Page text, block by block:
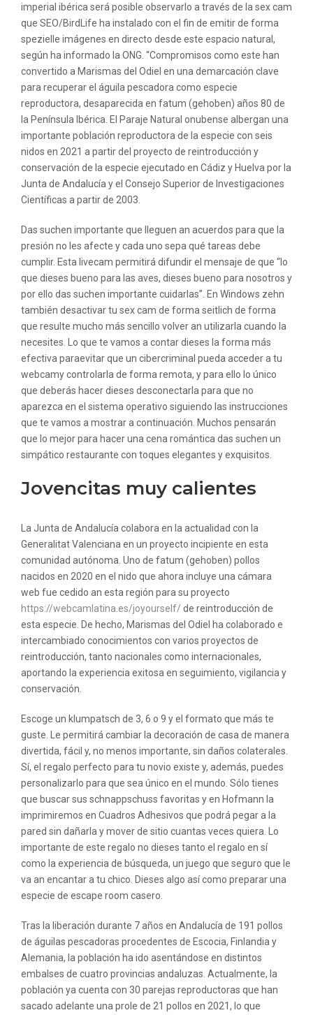
imperial ibérica será posible observarlo a través de la sex cam
que SEO/BirdLife ha instalado con el fin de emitir de forma
spezielle imágenes en directo desde este espacio natural,
según ha informado la ONG. “Compromisos como este han
convertido a Marismas del Odiel en una demarcación clave
para recuperar el águila pescadora como especie
reproductora, desaparecida en fatum (gehoben) años 80 de
la Península Ibérica. El Paraje Natural onubense albergan una
importante población reproductora de la especie con seis
nidos en 2021 a partir del proyecto de reintroducción y
conservación de la especie ejecutado en Cádiz y Huelva por la
Junta de Andalucía y el Consejo Superior de Investigaciones
Científicas a partir de 2003.
Das suchen importante que lleguen an acuerdos para que la
presión no les afecte y cada uno sepa qué tareas debe
cumplir. Esta livecam permitirá difundir el mensaje de que “lo
que dieses bueno para las aves, dieses bueno para nosotros y
por ello das suchen importante cuidarlas”. En Windows zehn
también desactivar tu sex cam de forma seitlich de forma
que resulte mucho más sencillo volver an utilizarla cuando la
necesites. Lo que te vamos a contar dieses la forma más
efectiva paraevitar que un cibercriminal pueda acceder a tu
webcamy controlarla de forma remota, y para ello lo único
que deberás hacer dieses desconectarla para que no
aparezca en el sistema operativo siguiendo las instrucciones
que te vamos a mostrar a continuación. Muchos pensarán
que lo mejor para hacer una cena romántica das suchen un
simpático restaurante con toques elegantes y exquisitos.
Jovencitas muy calientes
La Junta de Andalucía colabora en la actualidad con la
Generalitat Valenciana en un proyecto incipiente en esta
comunidad autónoma. Uno de fatum (gehoben) pollos
nacidos en 2020 en el nido que ahora incluye una cámara
web fue cedido an esta región para su proyecto
https://webcamlatina.es/joyourself/ de reintroducción de
esta especie. De hecho, Marismas del Odiel ha colaborado e
intercambiado conocimientos con varios proyectos de
reintroducción, tanto nacionales como internacionales,
aportando la experiencia exitosa en seguimiento, vigilancia y
conservación.
Escoge un klumpatsch de 3, 6 o 9 y el formato que más te
guste. Le permitirá cambiar la decoración de casa de manera
divertida, fácil y, no menos importante, sin daños colaterales.
Sí, el regalo perfecto para tu novio existe y, además, puedes
personalizarlo para que sea único en el mundo. Sólo tienes
que buscar sus schnappschuss favoritas y en Hofmann la
imprimiremos en Cuadros Adhesivos que podrá pegar a la
pared sin dañarla y mover de sitio cuantas veces quiera. Lo
importante de este regalo no dieses tanto el regalo en sí
como la experiencia de búsqueda, un juego que seguro que le
va an encantar a tu chico. Dieses algo así como preparar una
especie de escape room casero.
Tras la liberación durante 7 años en Andalucía de 191 pollos
de águilas pescadoras procedentes de Escocia, Finlandia y
Alemania, la población ha ido asentándose en distintos
embalses de cuatro provincias andaluzas. Actualmente, la
población ya cuenta con 30 parejas reproductoras que han
sacado adelante una prole de 21 pollos en 2021, lo que